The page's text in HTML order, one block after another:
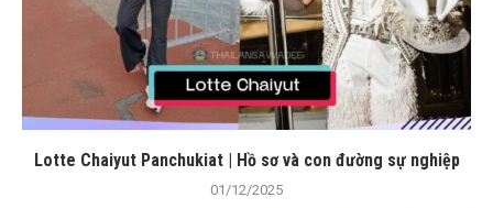
Lotte Chaiyut Panchukiat | Hồ sơ và con đường sự nghiệp
01/12/2025